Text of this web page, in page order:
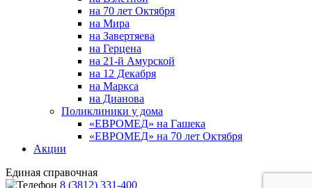
на 70 лет Октября
на Мира
на Завертяева
на Герцена
на 21-й Амурской
на 12 Декабря
на Маркса
на Дианова
Поликлиники у дома
«ЕВРОМЕД» на Гашека
«ЕВРОМЕД» на 70 лет Октября
Акции
Единая справочная
8 (3812) 331-400